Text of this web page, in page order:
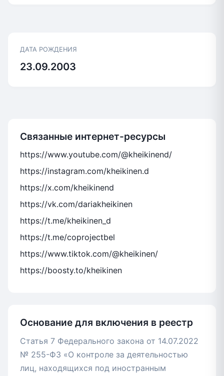
ДАТА РОЖДЕНИЯ
23.09.2003
Связанные интернет-ресурсы
https://www.youtube.com/@kheikinend/
https://instagram.com/kheikinen.d
https://x.com/kheikinend
https://vk.com/dariakheikinen
https://t.me/kheikinen_d
https://t.me/coprojectbel
https://www.tiktok.com/@kheikinen/
https://boosty.to/kheikinen
Основание для включения в реестр
Статья 7 Федерального закона от 14.07.2022
№ 255-ФЗ «О контроле за деятельностью
лиц, находящихся под иностранным